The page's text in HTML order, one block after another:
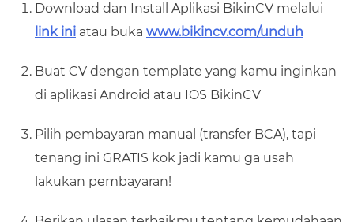
Download dan Install Aplikasi BikinCV melalui
link ini atau buka www.bikincv.com/unduh
Buat CV dengan template yang kamu inginkan
di aplikasi Android atau IOS BikinCV
Pilih pembayaran manual (transfer BCA), tapi
tenang ini GRATIS kok jadi kamu ga usah
lakukan pembayaran!